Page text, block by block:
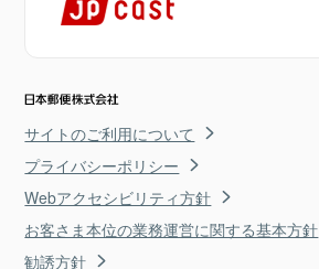
サイトのご利用について
プライバシーポリシー
Webアクセシビリティ方針
お客さま本位の業務運営に関する基本方針
勧誘方針